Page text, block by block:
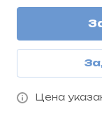
Цена